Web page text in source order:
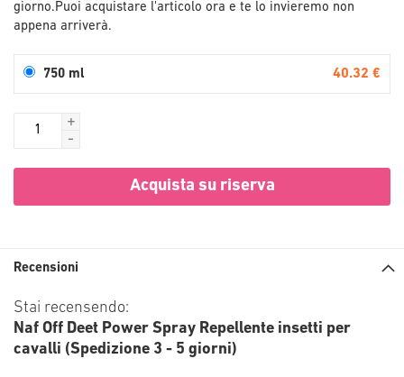
giorno.Puoi acquistare l'articolo ora e te lo invieremo non
appena arriverà.
750 ml 40.32 €
+
-
Acquista su riserva
Recensioni
Stai recensendo:
Naf Off Deet Power Spray Repellente insetti per
cavalli (Spedizione 3 - 5 giorni)